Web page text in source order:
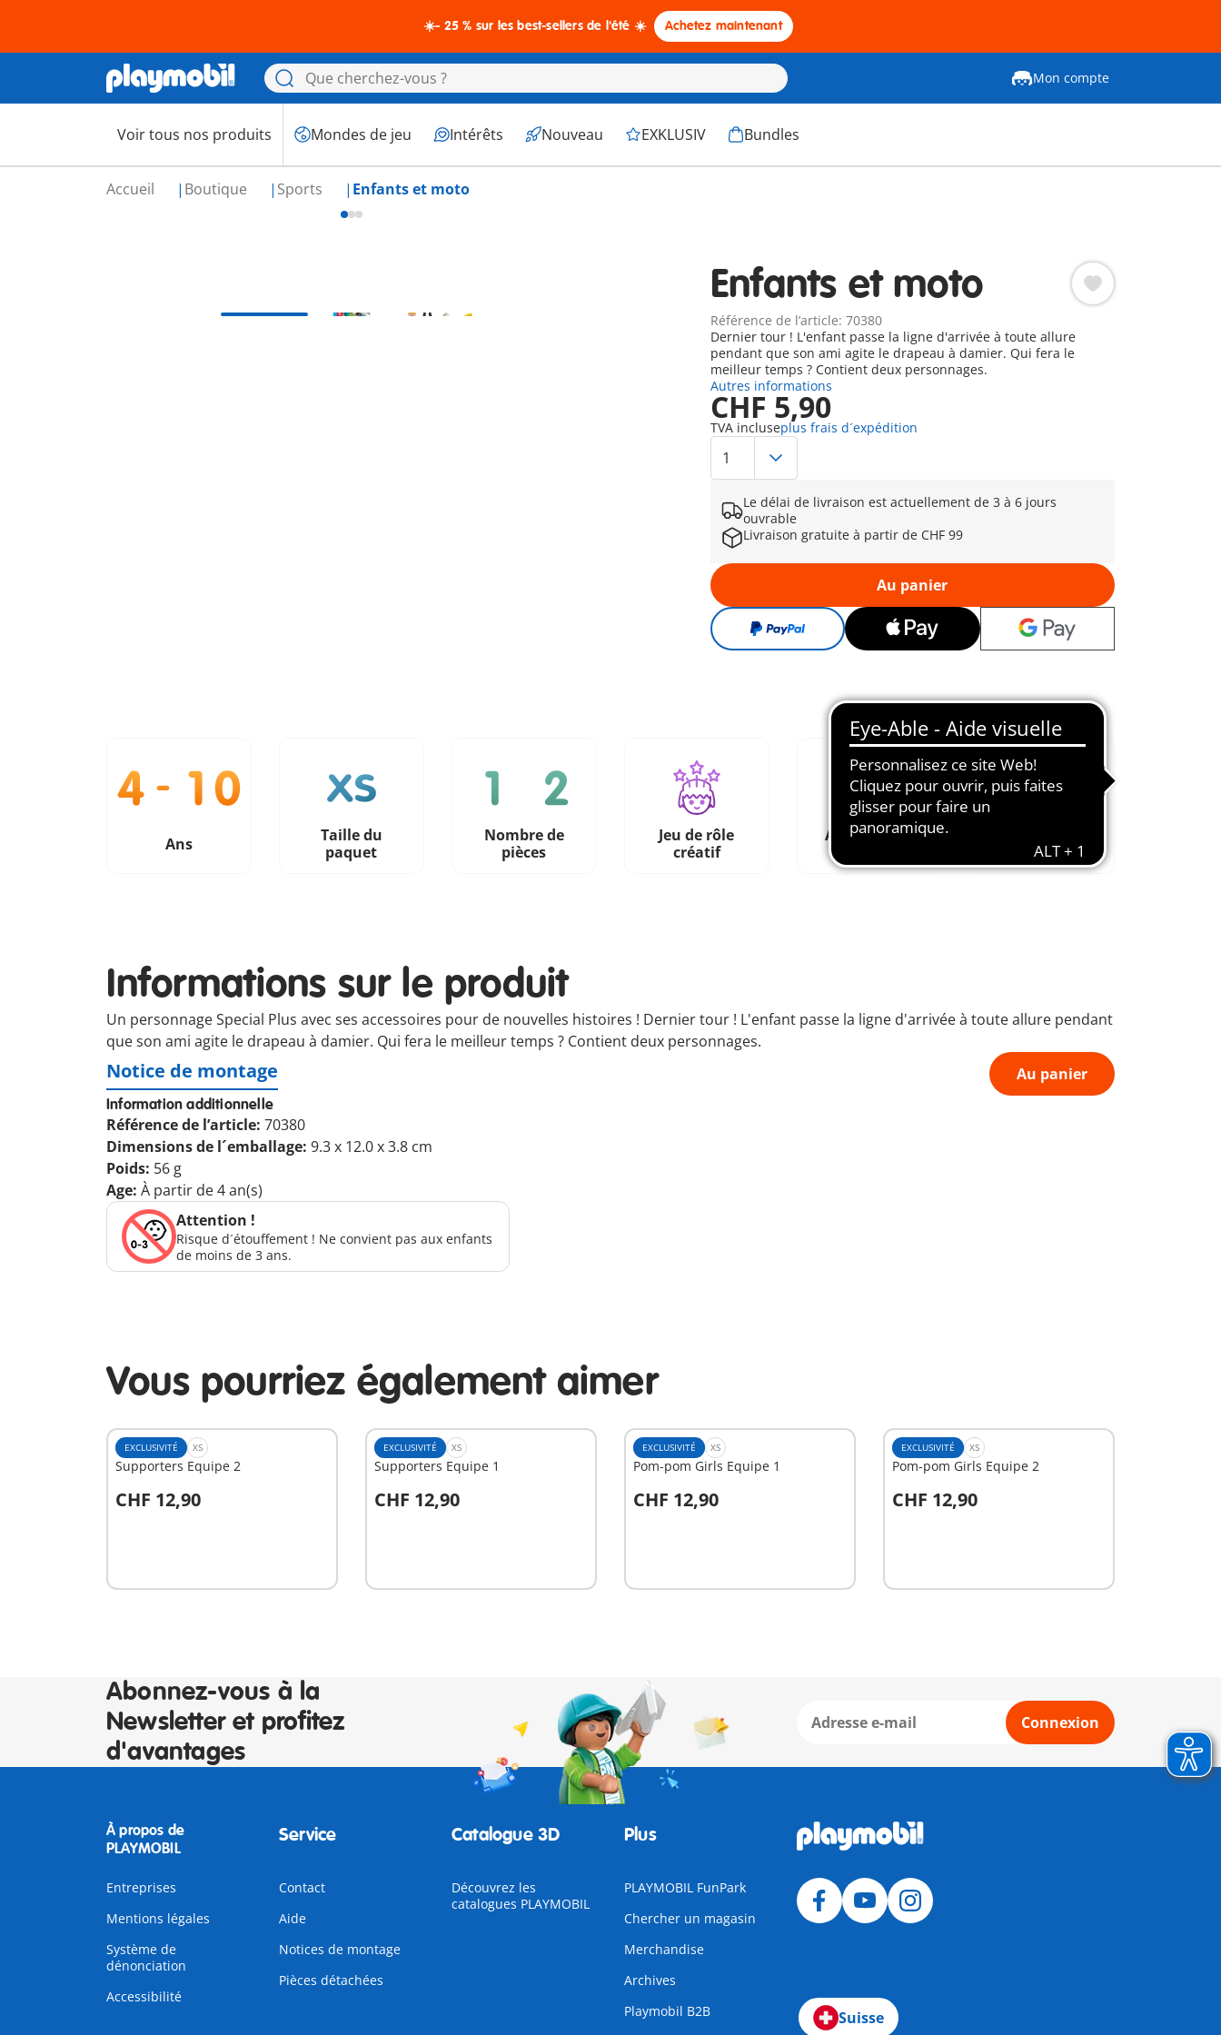
☀️- 25 % sur les best-sellers de l'été ☀️ Achetez maintenant
Mon compte
Voir tous nos produits Mondes de jeu Intérêts Nouveau EXKLUSIV Bundles
Accueil Boutique Sports Enfants et moto
Enfants et moto
Référence de l’article: 70380
Dernier tour ! L'enfant passe la ligne d'arrivée à toute allure
pendant que son ami agite le drapeau à damier. Qui fera le
meilleur temps ? Contient deux personnages.
Autres informations
CHF 5,90
TVA incluseplus frais d´expédition
Le délai de livraison est actuellement de 3 à 6 jours
ouvrable
Livraison gratuite à partir de CHF 99
Au panier
Ans
Taille du
paquet
Nombre de
pièces
Jeu de rôle
créatif
Aimé depuis
l'imagination
Informations sur le produit
Un personnage Special Plus avec ses accessoires pour de nouvelles histoires ! Dernier tour ! L'enfant passe la ligne d'arrivée à toute allure pendant
que son ami agite le drapeau à damier. Qui fera le meilleur temps ? Contient deux personnages.
Au panier
Notice de montage
Information additionnelle
Référence de l’article: 70380
Dimensions de l´emballage: 9.3 x 12.0 x 3.8 cm
Poids: 56 g
Age: À partir de 4 an(s)
Attention !
Risque d´étouffement ! Ne convient pas aux enfants
de moins de 3 ans.
Vous pourriez également aimer
EXCLUSIVITÉ XS
Supporters Equipe 2
CHF 12,90
Au panier
EXCLUSIVITÉ XS
Supporters Equipe 1
CHF 12,90
Au panier
EXCLUSIVITÉ XS
Pom-pom Girls Equipe 1
CHF 12,90
Au panier
EXCLUSIVITÉ XS
Pom-pom Girls Equipe 2
CHF 12,90
Au panier
Abonnez-vous à la
Newsletter et profitez
d'avantages
Connexion
À propos de
PLAYMOBIL
Entreprises
Mentions légales
Système de
dénonciation
Accessibilité
Service
Contact
Aide
Notices de montage
Pièces détachées
Catalogue 3D
Découvrez les
catalogues PLAYMOBIL
Plus
PLAYMOBIL FunPark
Chercher un magasin
Merchandise
Archives
Playmobil B2B
Suisse